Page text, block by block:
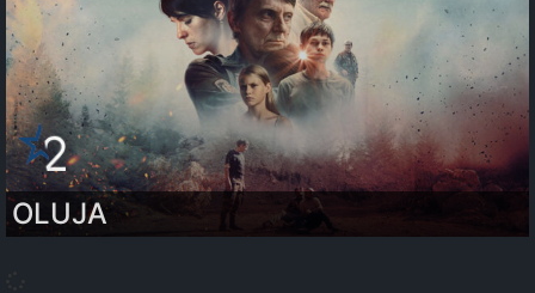
OLUJA